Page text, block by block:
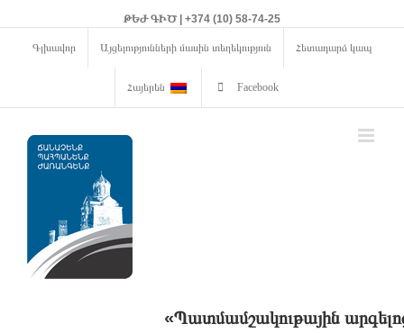
ԹԵԺ ԳԻԾ | +374 (10) 58-74-25
Գլխավոր Այցելությունների մասին տեղեկություն Հետադարձ կապ
Հայերեն Facebook
«Պատմամշակութային